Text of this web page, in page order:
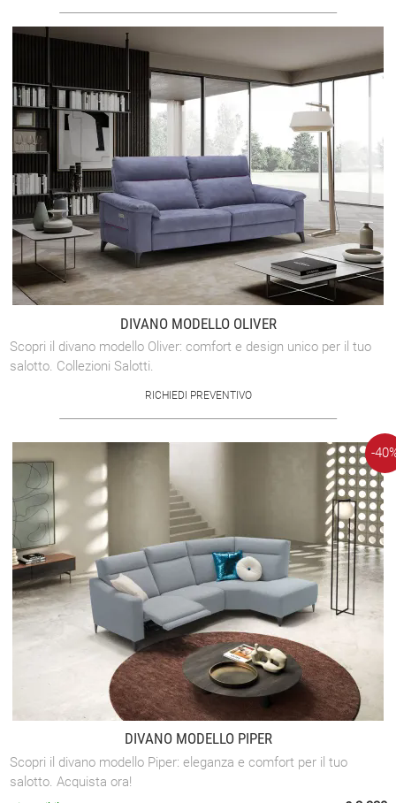
DIVANO MODELLO OLIVER
Scopri il divano modello Oliver: comfort e design unico per il tuo
salotto. Collezioni Salotti.
RICHIEDI PREVENTIVO
DIVANO MODELLO PIPER
Scopri il divano modello Piper: eleganza e comfort per il tuo
salotto. Acquista ora!
-